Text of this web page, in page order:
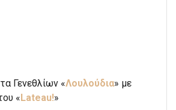
Γενεθλίων «Λουλούδια» με
«Lateau!»